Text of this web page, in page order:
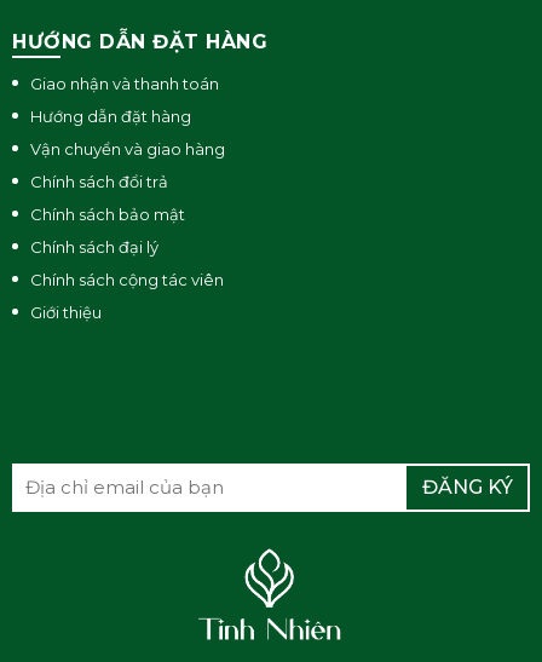
Cocamide DEA,
Polyquaternium-7, Decyl
Extract, Citrus Grandis Peel
Flower/Leaf/Stem Extract,
Ocimum Basilicum Extract,
Aromaticum Flower Extract,
PPG-20 Methyl Glucose Ether,
Guar Hydroxypropyltrimonium
HƯỚNG DẪN ĐẶT HÀNG
Giao nhận và thanh toán
Hướng dẫn đặt hàng
Vận chuyển và giao hàng
Chính sách đổi trả
Chính sách bảo mật
Chính sách đại lý
Chính sách cộng tác viên
Giới thiệu
ĐĂNG KÝ